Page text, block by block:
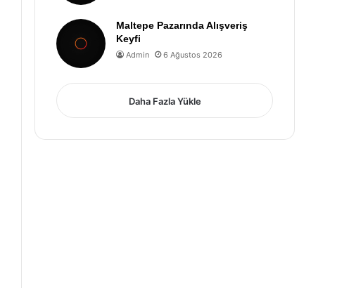
Maltepe Pazarında Alışveriş
Keyfi
Admin 6 Ağustos 2026
Daha Fazla Yükle